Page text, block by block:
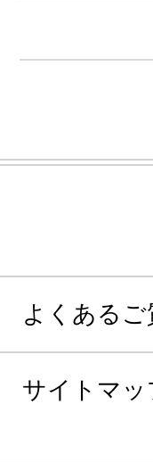
よくあるご
サイトマッ